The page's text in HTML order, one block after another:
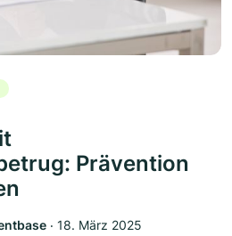
Prävention
‧ 18. März 2025